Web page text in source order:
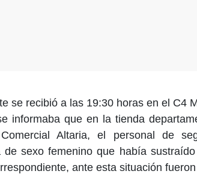
se recibió a las 19:30 horas en el C4
informaba que en la tienda
Altaria, el personal de
de sexo femenino que había
ante esta situación